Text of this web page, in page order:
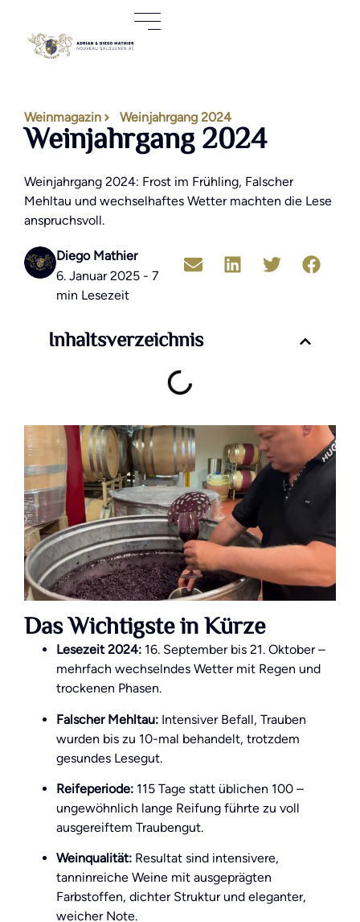
Weinmagazin Weinjahrgang 2024
Weinjahrgang 2024
Weinjahrgang 2024: Frost im Frühling, Falscher
Mehltau und wechselhaftes Wetter machten die Lese
anspruchsvoll.
Diego Mathier
6. Januar 2025 - 7
min Lesezeit
Inhaltsverzeichnis
Das Wichtigste in Kürze
Lesezeit 2024: 16. September bis 21. Oktober –
mehrfach wechselndes Wetter mit Regen und
trockenen Phasen.
Falscher Mehltau: Intensiver Befall, Trauben
wurden bis zu 10-mal behandelt, trotzdem
gesundes Lesegut.
Reifeperiode: 115 Tage statt üblichen 100 –
ungewöhnlich lange Reifung führte zu voll
ausgereiftem Traubengut.
Weinqualität: Resultat sind intensivere,
tanninreiche Weine mit ausgeprägten
Farbstoffen, dichter Struktur und eleganter,
weicher Note.